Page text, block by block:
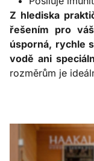
Z hlediska
řešením pro
úsporná, rychle
vodě ani
rozměrům je